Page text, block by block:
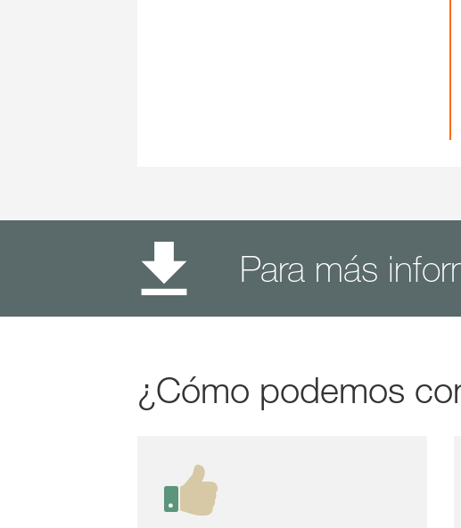
Para más
¿Cómo podemos